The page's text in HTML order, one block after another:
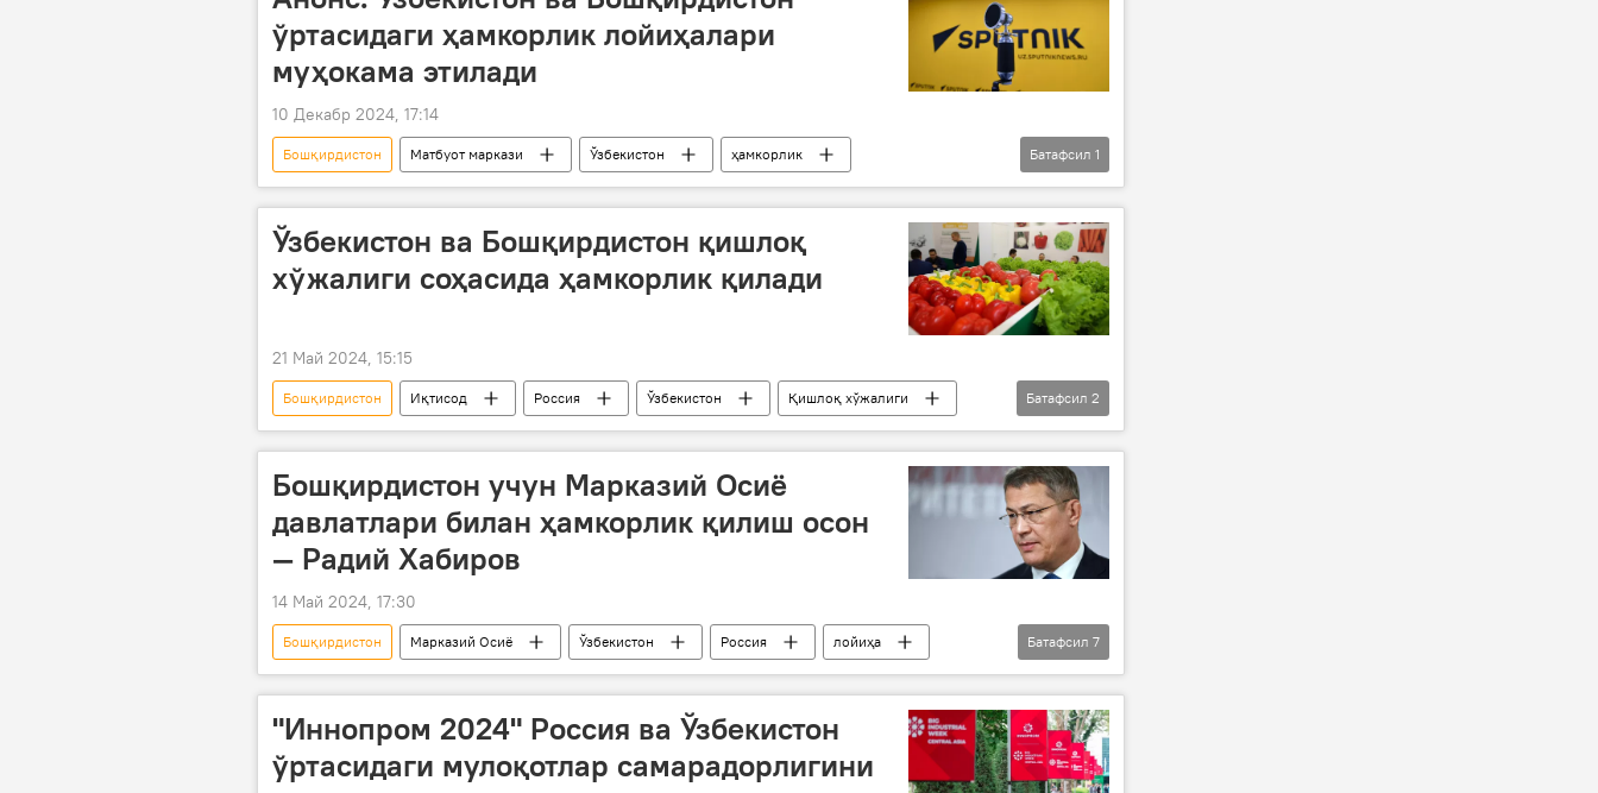
ўртасидаги ҳамкорлик лойиҳалари
муҳокама этилади
10 Декабр 2024, 17:14
Бошқирдистон Матбуот маркази Ўзбекистон
ҳамкорлик
Матбуот маркази видео
Батафсил 1
Ўзбекистон ва Бошқирдистон қишлоқ
хўжалиги соҳасида ҳамкорлик қилади
21 Май 2024, 15:15
Бошқирдистон Иқтисод Россия Ўзбекистон
Қишлоқ хўжалиги
мева-сабзавот
экспорт
Батафсил 2
Бошқирдистон учун Марказий Осиё
давлатлари билан ҳамкорлик қилиш осон
— Радий Хабиров
14 Май 2024, 17:30
Бошқирдистон Марказий Осиё Ўзбекистон Россия
лойиҳа
ҳамкорлик
иқтисод Ҳиндистон Қозоғистон
Хитой
Батафсил 7
"Иннопром 2024" Россия ва Ўзбекистон
ўртасидаги мулоқотлар самарадорлигини